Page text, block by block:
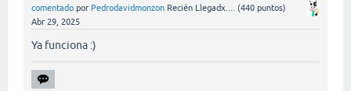
comentado por Pedrodavidmonzon Recién Llegadx.... (440 puntos)
Abr 29, 2025
Ya funciona :)